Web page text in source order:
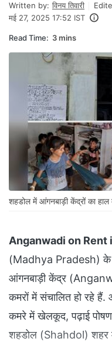
Written by: विनय तिवारी
मई 27, 2025 17:52 IST
Read Time: 3 mins
शहडोल में आंगनबाड़ी केंद्रों का हाल
Anganwadi on Rent
(Madhya Pradesh) के
आंगनबाड़ी केंद्र
कमरों में संचालित हो रहे
कमरे में खेलकूद, पढ़ाई पोषण
शहडोल (Shahdol) शहर